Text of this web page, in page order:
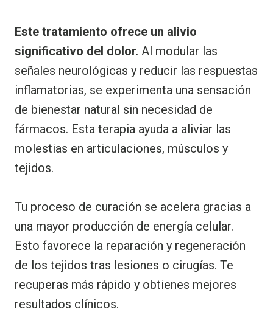
Este tratamiento ofrece un alivio
significativo del dolor. Al modular las
señales neurológicas y reducir las respuestas
inflamatorias, se experimenta una sensación
de bienestar natural sin necesidad de
fármacos. Esta terapia ayuda a aliviar las
molestias en articulaciones, músculos y
tejidos.
Tu proceso de curación se acelera gracias a
una mayor producción de energía celular.
Esto favorece la reparación y regeneración
de los tejidos tras lesiones o cirugías. Te
recuperas más rápido y obtienes mejores
resultados clínicos.